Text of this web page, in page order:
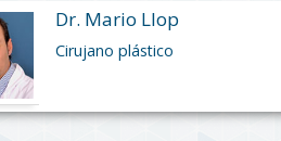
Dr. Mario Llop
Cirujano plástico